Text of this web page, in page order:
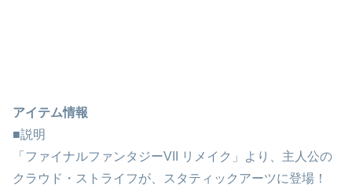
アイテム情報
■説明
「ファイナルファンタジーVII リメイク」より、主人公の
クラウド・ストライフが、スタティックアーツに登場！